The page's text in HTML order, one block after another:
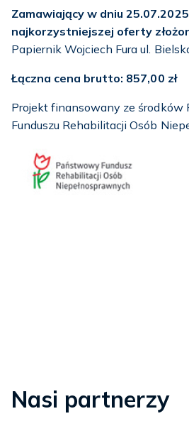
Zamawiający w dniu
najkorzystniejszej oferty
Papiernik Wojciech Fura ul.
Łączna cena brutto: 857,00 zł
Projekt finansowany ze środków
Funduszu Rehabilitacji Osób
Nasi partnerzy